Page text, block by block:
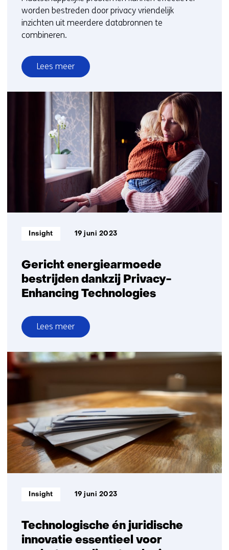
worden bestreden door privacy vriendelijk
inzichten uit meerdere databronnen te
combineren.
Lees meer
over
Overheden
leren
binnen
NICPET
kansen
benutten
van
veilige
datadeeltechnieken
Gericht energiearmoede
bestrijden dankzij Privacy-
Enhancing Technologies
Informatietype:
Insight 19 juni 2023
Lees meer
over
Gericht
energiearmoede
Privacy-
Enhancing
Technologies
Technologische én juridische
innovatie essentieel voor
Informatietype:
Insight 19 juni 2023